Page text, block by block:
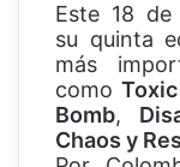
Este 18
su quinta
más
como
Bomb,
Chaos y